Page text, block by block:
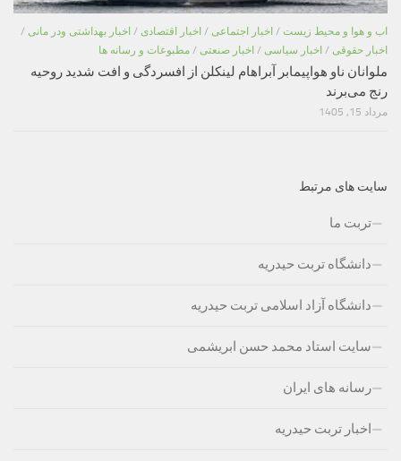
اب و هوا و محیط زیست / اخبار اجتماعی / اخبار اقتصادی / اخبار بهداشتی ودر مانی /
اخبار حقوقی / اخبار سیاسی / اخبار صنعتی / مطبوعات و رسانه ها
ملوانان ناو هواپیمابر آبراهام لینکلن از افسردگی و افت شدید روحیه
رنج می‌برند
مرداد 15, 1405
سایت های مرتبط
تربت ما
دانشگاه تربت حیدریه
دانشگاه آزاد اسلامی تربت حیدریه
سایت استاد محمد حسن ابریشمی
رسانه های ایران
اخبار تربت حیدریه